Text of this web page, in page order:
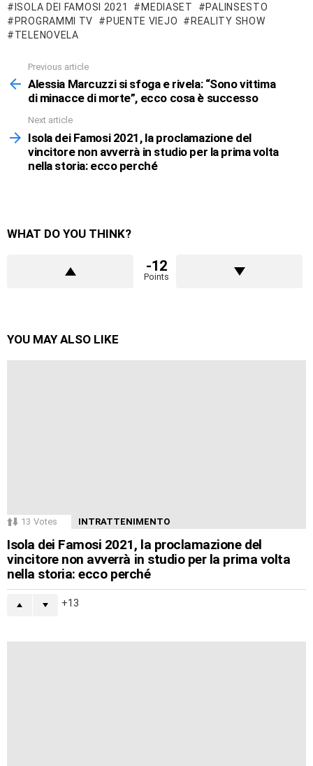
ISOLA DEI FAMOSI 2021
MEDIASET
PALINSESTO
PROGRAMMI TV
PUENTE VIEJO
REALITY SHOW
TELENOVELA
more
Previous article
Alessia Marcuzzi si sfoga e rivela: “Sono vittima
di minacce di morte”, ecco cosa è successo
Next article
Isola dei Famosi 2021, la proclamazione del
vincitore non avverrà in studio per la prima volta
nella storia: ecco perché
WHAT DO YOU THINK?
-12
Points
YOU MAY ALSO LIKE
13 Votes INTRATTENIMENTO
Isola dei Famosi 2021, la proclamazione del
vincitore non avverrà in studio per la prima volta
nella storia: ecco perché
13